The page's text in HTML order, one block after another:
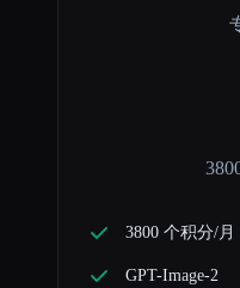
3800 个积分/月
GPT-Image-2